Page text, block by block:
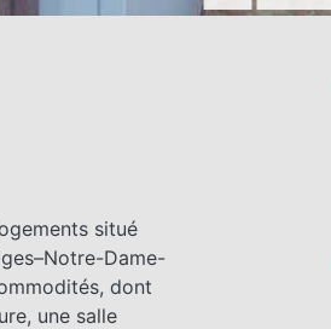
situé
Dame-
dont
une salle